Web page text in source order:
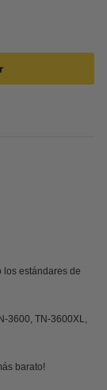
los estándares de
3600, TN-3600XL,
barato!